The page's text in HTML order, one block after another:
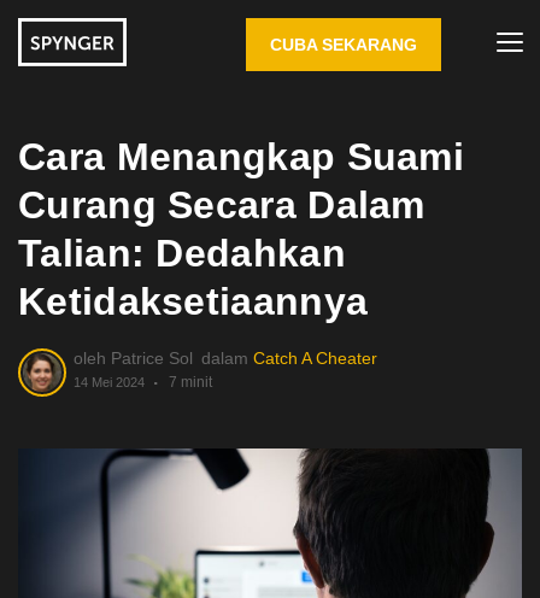
CUBA SEKARANG
Cara Menangkap Suami
Curang Secara Dalam
Talian: Dedahkan
Ketidaksetiaannya
oleh Patrice Sol dalam Catch A Cheater
14 Mei 2024 7 minit